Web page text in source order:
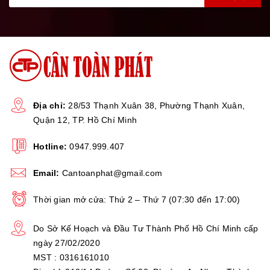
- Chức năngtrừ bìcân cơ bản bằng phím giúp cho
- Cân có chế độ
cân kéo dài thời gian hoạt động lên đến 72h.
dúng thời điểm để để bảo vệ tốt hơn cho PIN, đồng thời
cân còn cócông nghệ tự ngắt sạc khi sạc đầy
hạn chế tối đa chai pin do sạc pin quá mức.
THÔNG SỐ KỸ THUẬT:
Mức cân lớn
Bước nhảy
Địa chỉ: 28/53 Thạnh Xuân 38, Phường Thạnh Xuân,
Quận 12, TP. Hồ Chí Minh
Hotline: 0947.999.407
Email: Cantoanphat@gmail.com
Thời gian mở cửa: Thứ 2 – Thứ 7 (07:30 đến 17:00)
Do Sở Kế Hoạch và Đầu Tư Thành Phố Hồ Chí Minh cấp
ngày 27/02/2020
MST : 0316161010